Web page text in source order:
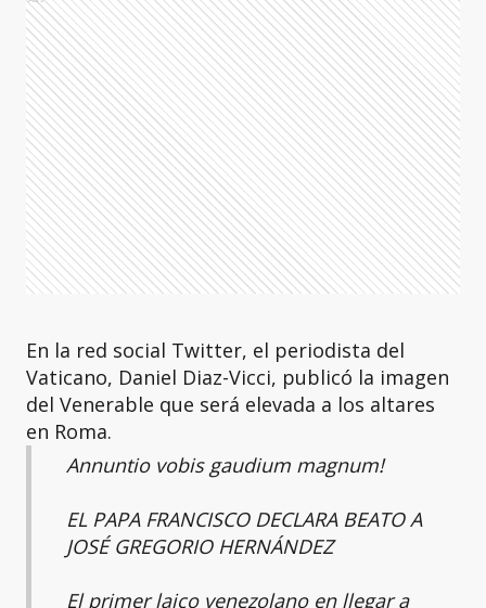
En la red social Twitter, el periodista del
Vaticano, Daniel Diaz-Vicci, publicó la imagen
del Venerable que será elevada a los altares
en Roma.
Annuntio vobis gaudium magnum!
EL PAPA FRANCISCO DECLARA BEATO A
JOSÉ GREGORIO HERNÁNDEZ
El primer laico venezolano en llegar a